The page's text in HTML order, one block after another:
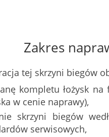
Zakres
tej skrzyni biegów
kompletu łożysk na
w cenie naprawy),
skrzyni biegów
serwisowych,